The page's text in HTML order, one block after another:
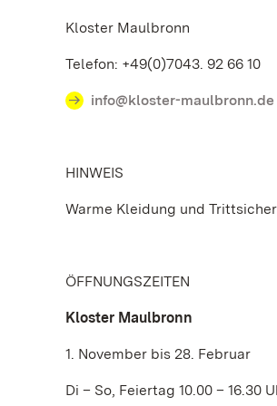
Kloster Maulbronn
Telefon: +49(0)7043. 92 66 10
info@kloster-maulbronn.de
HINWEIS
Warme Kleidung und
ÖFFNUNGSZEITEN
Kloster Maulbronn
1. November bis 28. Februar
Di – So, Feiertag 10.00 – 16.30